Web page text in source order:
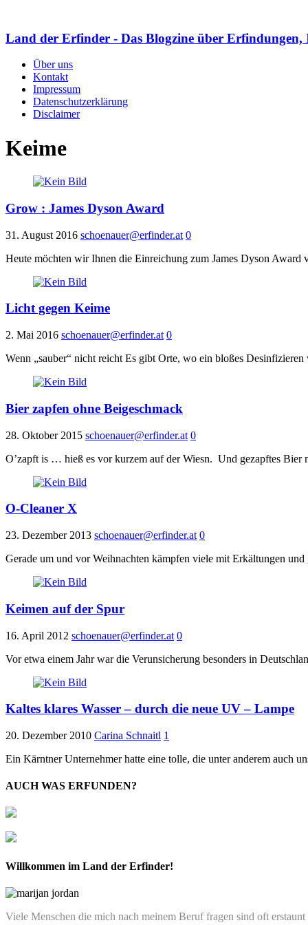
Land der Erfinder - Das Blogzine über Erfindungen,
Über uns
Kontakt
Impressum
Datenschutzerklärung
Disclaimer
Keime
Grow : James Dyson Award
31. August 2016 schoenauer@erfinder.at 0
Heute möchten wir Ihnen die Einreichung zum James Dyson
Licht gegen Keime
2. Mai 2016 schoenauer@erfinder.at 0
Wenn „sauber“ nicht reicht Es gibt Orte, wo ein bloßes
Bier zapfen ohne Beigeschmack
28. Oktober 2015 schoenauer@erfinder.at 0
O’zapft is … hieß es vor kurzem auf der Wiesn. Und gezapftes Bier
O-Cleaner X
23. Dezember 2013 schoenauer@erfinder.at 0
Gerade um und vor Weihnachten kämpfen viele mit Erkältungen
Keimen auf der Spur
16. April 2012 schoenauer@erfinder.at 0
Vor etwa einem Jahr war die Verunsicherung besonders in
Kaltes klares Wasser – durch die neue UV – Lampe
20. Dezember 2010 Carina Schnaitl 1
Ein Kärntner Unternehmer hatte eine tolle, die unter anderem auch
AUCH WAS ERFUNDEN?
Willkommen im Land der Erfinder!
Viele Menschen die mich nach meinem Beruf fragen sind oft